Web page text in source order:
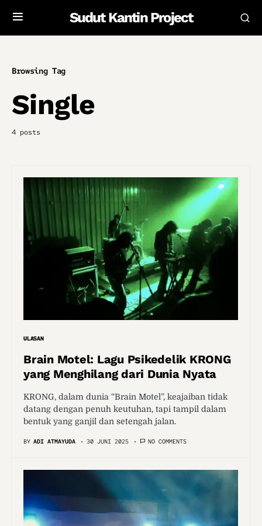
Sudut Kantin Project
Browsing Tag
Single
4 posts
ULASAN
Brain Motel: Lagu Psikedelik KRONG
yang Menghilang dari Dunia Nyata
KRONG, dalam dunia “Brain Motel”, keajaiban tidak
datang dengan penuh keutuhan, tapi tampil dalam
bentuk yang ganjil dan setengah jalan.
BY ADI ATMAYUDA 30 JUNI 2025 NO COMMENTS